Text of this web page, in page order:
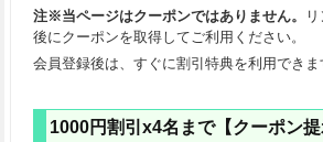
注※当ページはクーポンではありません。
後にクーポンを取得してご利用ください。
会員登録後は、すぐに割引特典を利用できま
1000円割引x4名まで【クーポン